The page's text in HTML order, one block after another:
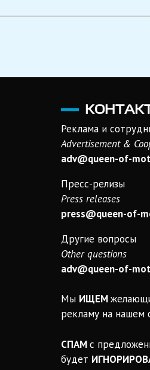
Реклама и
Advertisement &
adv@queen-of-
Пресс-релизы
Press releases
press@queen-of-
Другие вопросы
Other questions
adv@queen-of-
Мы ИЩЕМ
рекламу на нашем
СПАМс
будет